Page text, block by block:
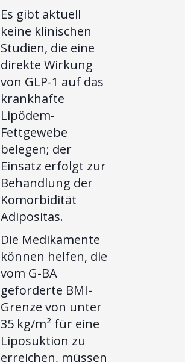
Es gibt aktuell
keine klinischen
Studien, die eine
direkte Wirkung
von GLP-1 auf das
krankhafte
Lipödem-
Fettgewebe
belegen; der
Einsatz erfolgt zur
Behandlung der
Komorbidität
Adipositas.
Die Medikamente
können helfen, die
vom G-BA
geforderte BMI-
Grenze von unter
35 kg/m² für eine
Liposuktion zu
erreichen, müssen